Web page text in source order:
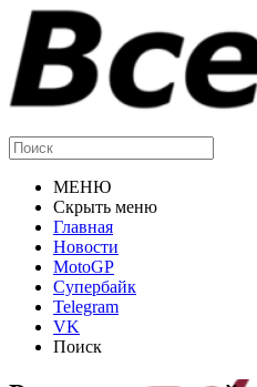
МЕНЮ
Скрыть меню
Главная
Новости
MotoGP
Супербайк
Telegram
VK
Поиск